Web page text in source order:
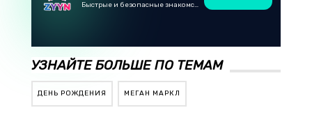
Быстрые и безопасные знакомства в Telegram
УЗНАЙТЕ БОЛЬШЕ ПО ТЕМАМ
ДЕНЬ РОЖДЕНИЯ МЕГАН МАРКЛ